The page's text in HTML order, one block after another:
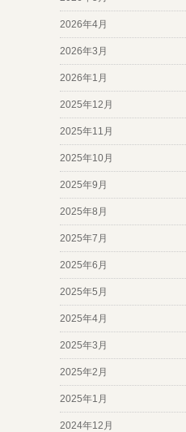
2026年4月
2026年3月
2026年1月
2025年12月
2025年11月
2025年10月
2025年9月
2025年8月
2025年7月
2025年6月
2025年5月
2025年4月
2025年3月
2025年2月
2025年1月
2024年12月